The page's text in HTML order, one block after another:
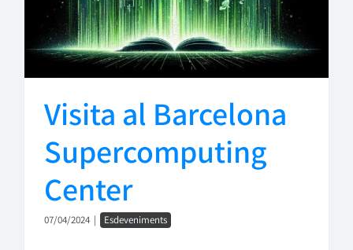
Visita al Barcelona
Supercomputing
Center
07/04/2024 | Esdeveniments